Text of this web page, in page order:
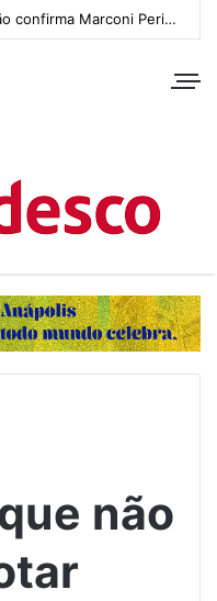
Rumo ao 5º mandato: Convenção confirma Marconi Perillo, que apresenta plano de governo com IA e foco regional
não